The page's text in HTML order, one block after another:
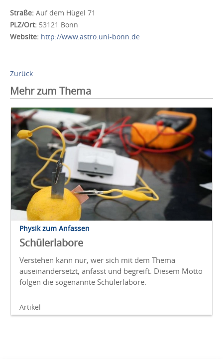
Straße: Auf dem Hügel 71
PLZ/Ort: 53121 Bonn
Website: http://www.astro.uni-bonn.de
Zurück
Mehr zum Thema
Physik zum Anfassen
Schülerlabore
Verstehen kann nur, wer sich mit dem Thema
auseinandersetzt, anfasst und begreift. Diesem Motto
folgen die sogenannte Schülerlabore.
Artikel